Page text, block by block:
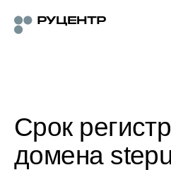
Срок
домена